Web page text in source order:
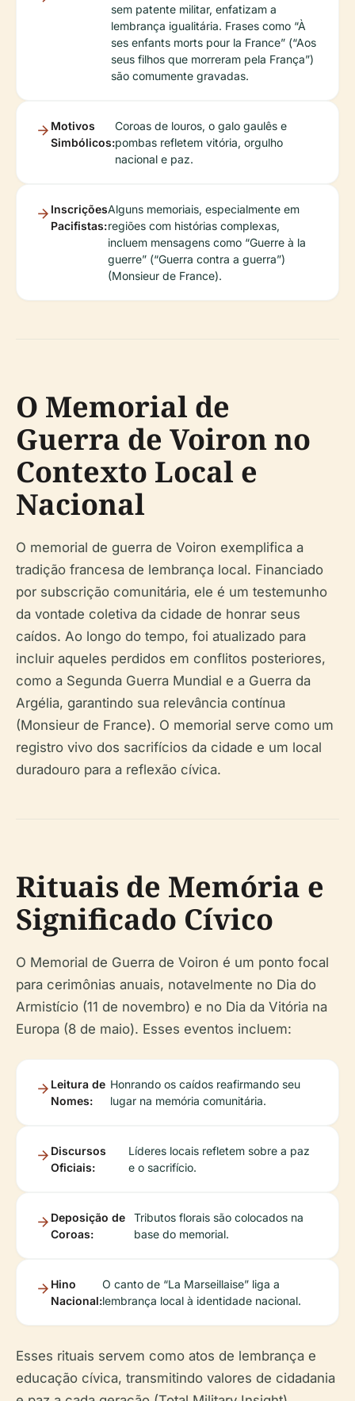
sem patente militar, enfatizam a
lembrança igualitária. Frases como “À
ses enfants morts pour la France” (“Aos
seus filhos que morreram pela França”)
são comumente gravadas.
Motivos
Simbólicos:
Coroas de louros, o galo gaulês e
pombas refletem vitória, orgulho
nacional e paz.
Inscrições
Pacifistas:
Alguns memoriais, especialmente em
regiões com histórias complexas,
incluem mensagens como “Guerre à la
guerre” (“Guerra contra a guerra”)
(Monsieur de France).
O Memorial de
Guerra de Voiron no
Contexto Local e
Nacional
O memorial de guerra de Voiron exemplifica a
tradição francesa de lembrança local. Financiado
por subscrição comunitária, ele é um testemunho
da vontade coletiva da cidade de honrar seus
caídos. Ao longo do tempo, foi atualizado para
incluir aqueles perdidos em conflitos posteriores,
como a Segunda Guerra Mundial e a Guerra da
Argélia, garantindo sua relevância contínua
(Monsieur de France). O memorial serve como um
registro vivo dos sacrifícios da cidade e um local
duradouro para a reflexão cívica.
Rituais de Memória e
Significado Cívico
O Memorial de Guerra de Voiron é um ponto focal
para cerimônias anuais, notavelmente no Dia do
Armistício (11 de novembro) e no Dia da Vitória na
Europa (8 de maio). Esses eventos incluem:
Leitura de
Nomes:
Honrando os caídos reafirmando seu
lugar na memória comunitária.
Discursos
Oficiais:
Líderes locais refletem sobre a paz
e o sacrifício.
Deposição de
Coroas:
Tributos florais são colocados na
base do memorial.
Hino
Nacional:
O canto de “La Marseillaise” liga a
lembrança local à identidade nacional.
Esses rituais servem como atos de lembrança e
educação cívica, transmitindo valores de cidadania